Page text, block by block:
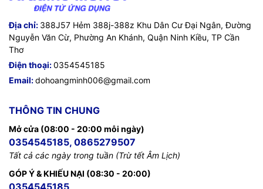
Địa chỉ: 388J57 Hẻm 388j-388z Khu Dân Cư Đại Ngân, Đường
Nguyễn Văn Cừ, Phường An Khánh, Quận Ninh Kiều, TP Cần
Thơ
Điện thoại:0354545185
Email:dohoangminh006@gmail.com
THÔNG TIN CHUNG
Mở cửa (08:00 - 20:00 mỗi ngày)
0354545185, 0865279507
Tất cả các ngày trong tuần (Trừ tết Âm Lịch)
GÓP Ý & KHIẾU NẠI (08:30 - 20:00)
0354545185